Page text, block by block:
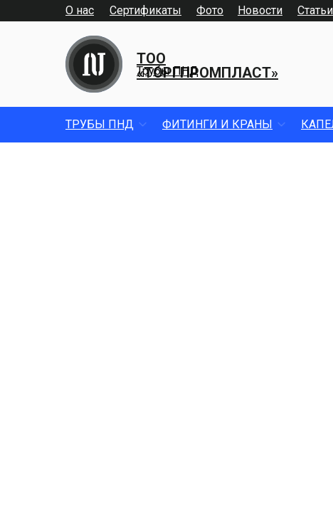
О нас Фото
Сертификаты Новости Статьи
ТОО
«ТОРГПРОМПЛАСТ»
Трубы ПНД
ТРУБЫ ПНД ФИТИНГИ И КРАНЫ